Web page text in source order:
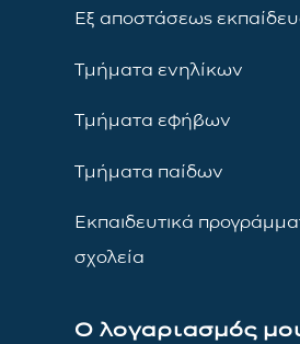
Εξ αποστάσεως
Τμήματα ενηλίκων
Τμήματα εφήβων
Τμήματα παίδων
Εκπαιδευτικά
σχολεία
Ο λογαριασμός